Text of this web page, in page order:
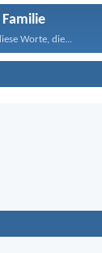
Familie
Worte, die...